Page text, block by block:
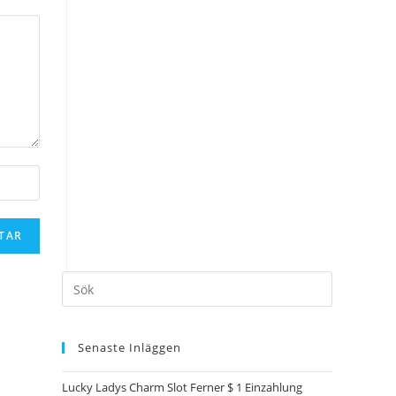
Senaste Inläggen
Lucky Ladys Charm Slot Ferner $ 1 Einzahlung